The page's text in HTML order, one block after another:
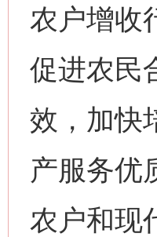
农户增收
促进农民
效，加快
产服务优
农户和现